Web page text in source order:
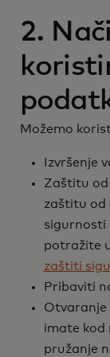
2.
Možemo
Izvršenje
Zaštitu od
zaštitu od
sigurnosti
potražite
zaštiti
Pribaviti
Otvaranje
imate kod
pružanje